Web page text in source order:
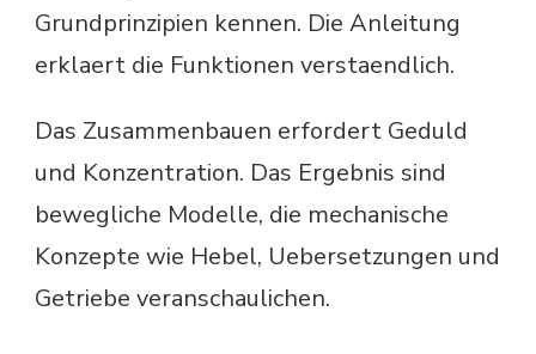
Grundprinzipien kennen. Die Anleitung
erklaert die Funktionen verstaendlich.
Das Zusammenbauen erfordert Geduld
und Konzentration. Das Ergebnis sind
bewegliche Modelle, die mechanische
Konzepte wie Hebel, Uebersetzungen und
Getriebe veranschaulichen.